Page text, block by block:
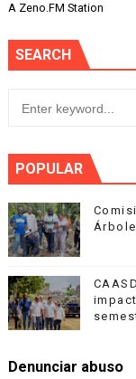
A Zeno.FM Station
SEARCH
POPULAR
Denunciar abuso